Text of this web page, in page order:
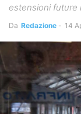
estensioni future
Da Redazione - 14